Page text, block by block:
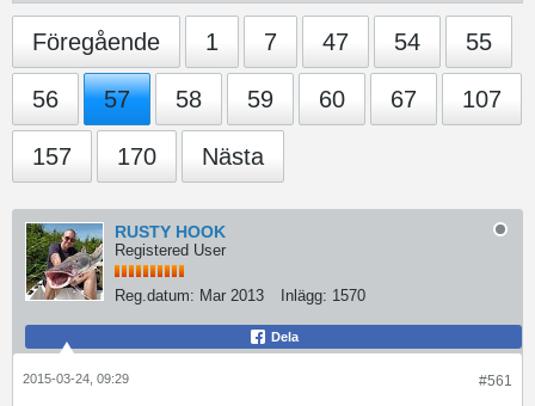
Föregående 1 7 47 54 55
56 57 58 59 60 67 107
157 170 Nästa
RUSTY HOOK
Registered User
Reg.datum: Mar 2013 Inlägg: 1570
Dela
#561
2015-03-24, 09:29